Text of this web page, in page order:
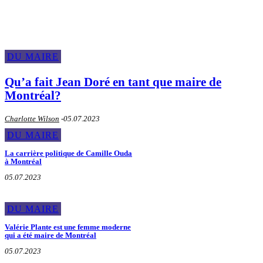
DU MAIRE
Qu’a fait Jean Doré en tant que maire de
Montréal?
Charlotte Wilson -05.07.2023
DU MAIRE
La carrière politique de Camille Ouda
à Montréal
05.07.2023
DU MAIRE
Valérie Plante est une femme moderne
qui a été maire de Montréal
05.07.2023